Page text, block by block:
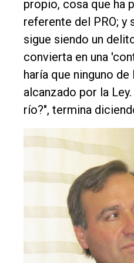
propio, cosa que ha
referente del PRO; y
sigue siendo un
convierta en una
haría que ninguno
alcanzado por la
río?", termina